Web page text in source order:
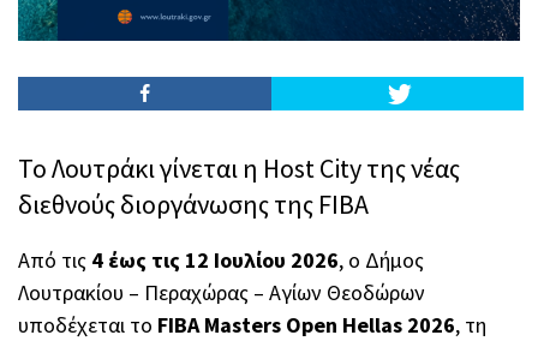
Το Λουτράκι γίνεται η Host City της νέας
διεθνούς διοργάνωσης της FIBA
Από τις 4 έως τις 12 Ιουλίου 2026, ο Δήμος
Λουτρακίου – Περαχώρας – Αγίων Θεοδώρων
υποδέχεται το FIBA Masters Open Hellas 2026, τη